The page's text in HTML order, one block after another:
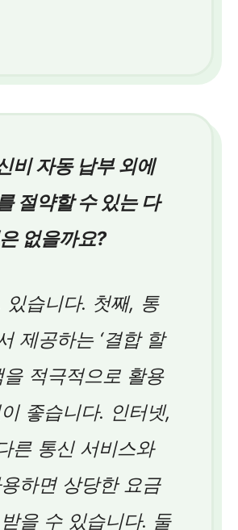
비 자동 납부 외에
절약할 수 있는 다
없을까요?
있습니다. 첫째, 통
제공하는 ‘결합 할
을 적극적으로 활용
좋습니다. 인터넷,
른 통신 서비스와
하면 상당한 요금
을 수 있습니다. 둘